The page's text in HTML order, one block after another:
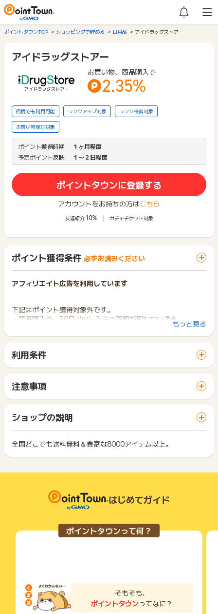
ポイントタウンTOP ショッピングで貯める 日用品 アイドラッグストアー
アイドラッグストアー
お買い物、商品購入で
2.35%
何度でも利用可能 ランクアップ対象 ランク特典対象
お買い物保証対象
ポイント獲得時期
１ヶ月程度
予定ポイント反映
１〜２日程度
ポイントタウンに登録する
アカウントをお持ちの方はこちら
友達紹介 10% ガチャチケット対象
ポイント獲得条件 必ずお読みください
アフィリエイト広告を利用しています
下記はポイント獲得対象外です。
・商品購入後、30日以内に入金の確認が取れない場合
・二重申し込み・虚偽
・海外発送分の商品
※ポイントに関するお問い合わせは、
ポイントタウンのサポート
までお問い合わせください。ポイントについて、広告主に直接
お問い合わせをした場合、ポイント獲得対象外となる場合がご
もっと見る
利用条件
サイトに移動してからお申し込みやお買い物が完了するまでの
間に、同じブラウザ（※）で他のサイトに移動した場合はポイン
ト獲得ができません。
「 ショッピングでポイントGET 」ボタンを押した時とサービ
ス・お買い物利用時で、デバイス・ブラウザが異なる場合はポ
イント獲得ができません。
2回以上同じお買い物・サービスをご利用される場合は、毎回
ポイントタウンに戻り、「 ショッピングでポイントGET 」ボ
得無効」となる可能性があります。
・同一端末や同一世帯で、繰り返し利用不可のサービス・お買
い物を複数回ご利用された場合
て一度でも同サービス・お買い物を利用されたことがある場合
ご利用前には、Cookieの削除をおこなっていただくことを推奨
ださい。
各サービス・お買い物に掲載されている獲得条件を必ずよくお
読みください。
注意事項
一部のサービスにつきましては、1商品につき10円単位の金額
は切り捨てとなります。
ポイント獲得が1ポイント未満のものは切り捨てとなり、ポイ
ント履歴には記載されません。
原則として広告主側のポイント等を利用して支払われた金額分
につきましては、ポイントタウンのポイント獲得の対象には含
商品の交換や一部でもキャンセルされた場合、ポイントが無効
になる可能性もございます。
各サービス・お買い物の獲得ポイントや獲得条件、キャンペー
れた時点の条件が適用されます。
条件を達成しているかどうかは各広告主ではなく、代理店が行
り、急遽終了となる場合がございます。
広告に遷移しない場合は掲載が終了となっておりポイントが獲
得できませんので、ご注意くださいませ。
ショップの説明
全国どこでも送料無料＆豊富な8000アイテム以上。
はじめてガイド
ポイントタウンって何？
そもそも、
ポイントタウンってなに？